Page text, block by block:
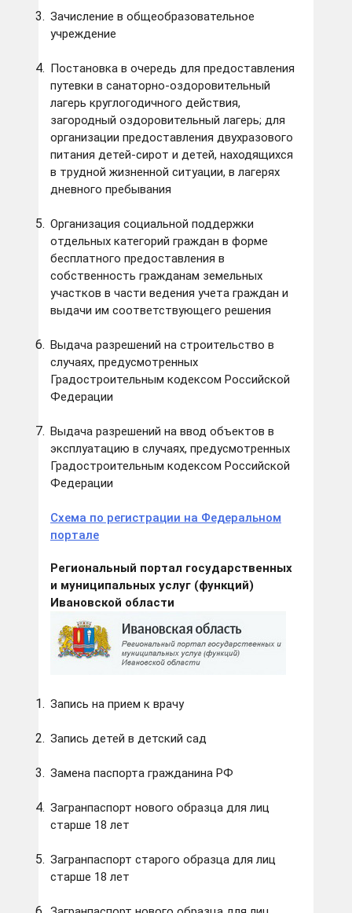
Зачисление в общеобразовательное
учреждение
Постановка в очередь для предоставления
путевки в санаторно-оздоровительный
лагерь круглогодичного действия,
загородный оздоровительный лагерь; для
организации предоставления двухразового
питания детей-сирот и детей, находящихся
в трудной жизненной ситуации, в лагерях
дневного пребывания
Организация социальной поддержки
отдельных категорий граждан в форме
бесплатного предоставления в
собственность гражданам земельных
участков в части ведения учета граждан и
выдачи им соответствующего решения
Выдача разрешений на строительство в
случаях, предусмотренных
Градостроительным кодексом Российской
Федерации
Выдача разрешений на ввод объектов в
эксплуатацию в случаях, предусмотренных
Градостроительным кодексом Российской
Федерации
Схема по регистрации на Федеральном
портале
Региональный портал государственных
и муниципальных услуг (функций)
Ивановской области
Запись на прием к врачу
Запись детей в детский сад
Замена паспорта гражданина РФ
Загранпаспорт нового образца для лиц
старше 18 лет
Загранпаспорт старого образца для лиц
старше 18 лет